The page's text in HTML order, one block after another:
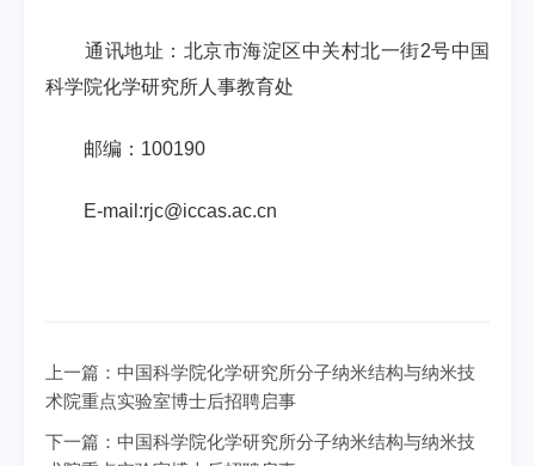
通讯地址：北京市海淀区中关村北一街2号中国
科学院化学研究所人事教育处
邮编：100190
E-mail:rjc@iccas.ac.cn
上一篇： 中国科学院化学研究所分子纳米结构与纳米技
术院重点实验室博士后招聘启事
下一篇： 中国科学院化学研究所分子纳米结构与纳米技